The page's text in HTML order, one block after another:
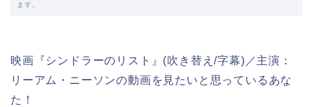
ます。
映画『シンドラーのリスト』(吹き替え/字幕)／主演：
リーアム・ニーソンの動画を見たいと思っているあな
た！